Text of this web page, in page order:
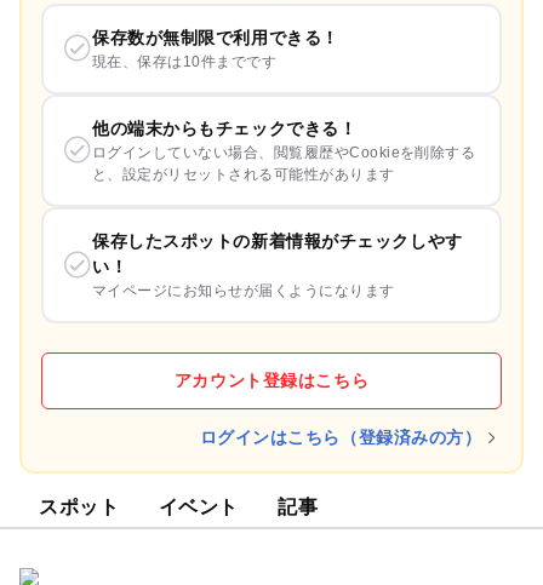
保存数が無制限で利用できる！
現在、保存は10件までです
他の端末からもチェックできる！
ログインしていない場合、閲覧履歴やCookieを削除する
と、設定がリセットされる可能性があります
保存したスポットの新着情報がチェックしやす
い！
マイページにお知らせが届くようになります
アカウント登録はこちら
ログインはこちら（登録済みの方）
スポット イベント 記事